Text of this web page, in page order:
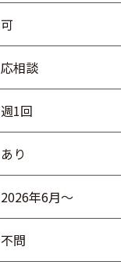
可
応相談
週1回
あり
2026年6月～
不問